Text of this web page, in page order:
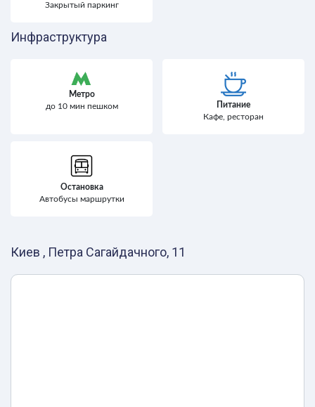
Закрытый паркинг
Инфраструктура
Метро
до 10 мин пешком
Питание
Кафе, ресторан
Остановка
Автобусы маршрутки
Киев , Петра Сагайдачного, 11